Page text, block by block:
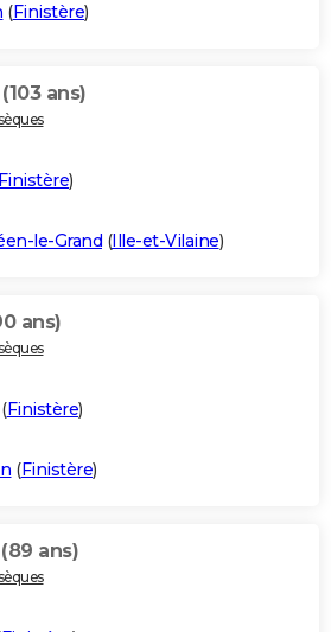
(Finistère)
(103 ans)
)
le-Grand (Ille-et-Vilaine)
ans)
(Finistère)
(Finistère)
(89 ans)